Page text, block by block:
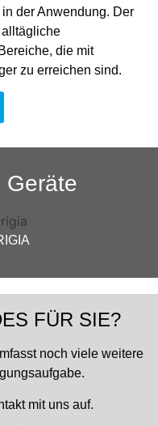
der Anwendung. Der
die mit
zu erreichen sind.
Geräte
FÜR SIE?
noch viele weitere
mit uns auf.